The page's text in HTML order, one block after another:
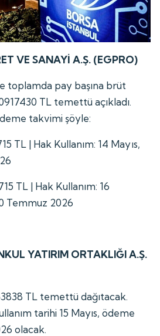
VE SANAYİ A.Ş. (EGPRO)
toplamda pay başına brüt
TL temettü açıkladı.
takvimi şöyle:
TL | Hak Kullanım: 14 Mayıs,
TL | Hak Kullanım: 16
Temmuz 2026
YATIRIM ORTAKLIĞI A.Ş.
TL temettü dağıtacak.
tarihi 15 Mayıs, ödeme
olacak.